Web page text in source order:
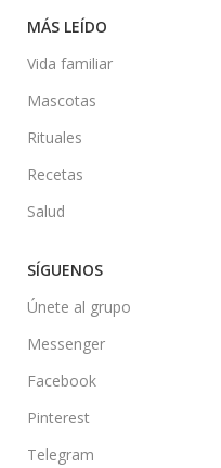
MÁS LEÍDO
Vida familiar
Mascotas
Rituales
Recetas
Salud
SÍGUENOS
Únete al grupo
Messenger
Facebook
Pinterest
Telegram